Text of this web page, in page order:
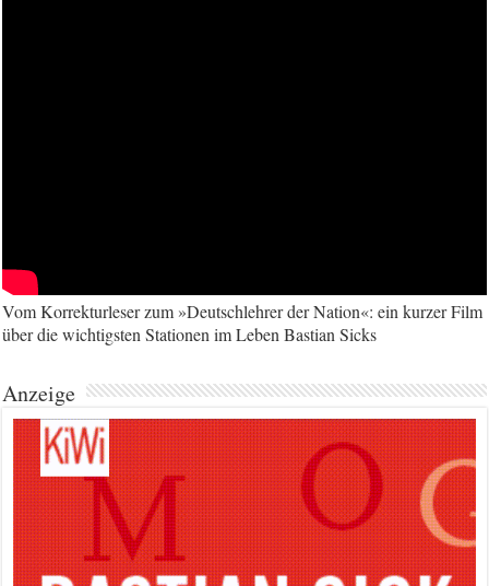
Vom Korrekturleser zum »Deutschlehrer der Nation«: ein kurzer Film
über die wichtigsten Stationen im Leben Bastian Sicks
Anzeige